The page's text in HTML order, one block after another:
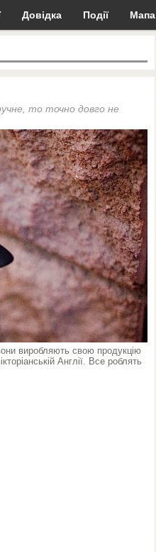
Довідка Події Мапа
то точно довго не
виробляють свою продукцію
Англії. Все роблять